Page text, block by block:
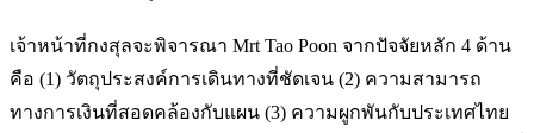
เจ้าหน้าที่กงสุลจะพิจารณา Mrt Tao Poon จากปัจจัยหลัก 4 ด้าน
คือ (1) วัตถุประสงค์การเดินทางที่ชัดเจน (2) ความสามารถ
ทางการเงินที่สอดคล้องกับแผน (3) ความผูกพันกับประเทศไทย